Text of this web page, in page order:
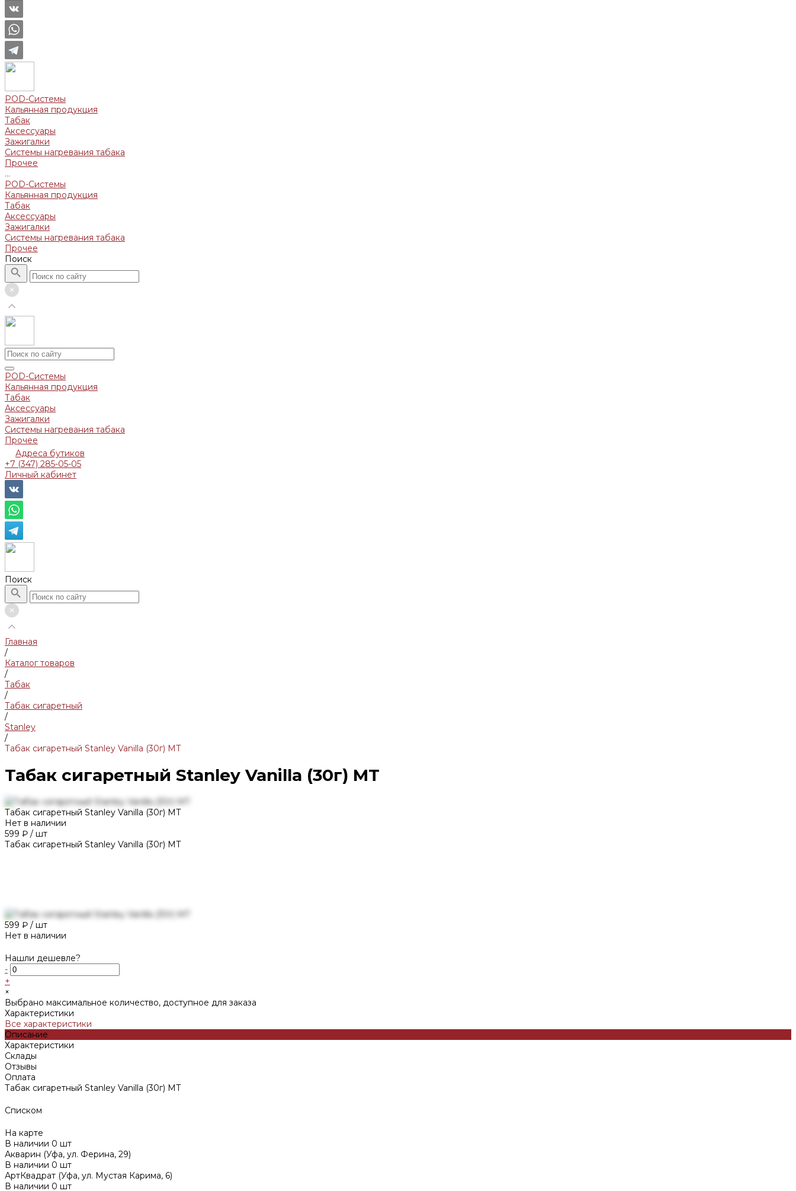
POD-Системы
Кальянная продукция
Табак
Аксессуары
Зажигалки
Системы нагревания табака
Прочее
...
POD-Системы
Кальянная продукция
Табак
Аксессуары
Зажигалки
Системы нагревания табака
Прочее
Поиск
POD-Системы
Кальянная продукция
Табак
Аксессуары
Зажигалки
Системы нагревания табака
Прочее
Адреса бутиков
+7 (347) 285-05-05
Личный кабинет
Поиск
Главная
/
Каталог товаров
/
Табак
/
Табак сигаретный
/
Stanley
/
Табак сигаретный Stanley Vanilla (30г) MT
Табак сигаретный Stanley Vanilla (30г) MT
Табак сигаретный Stanley Vanilla (30г) MT
Нет в наличии
599 ₽ / шт
Табак сигаретный Stanley Vanilla (30г) MT
599 ₽ / шт
Нет в наличии
Нашли дешевле?
-
+
×
Выбрано максимальное количество, доступное для заказа
Характеристики
Все характеристики
Описание
Характеристики
Склады
Отзывы
Оплата
Табак сигаретный Stanley Vanilla (30г) MT
Списком
На карте
В наличии 0 шт
Акварин (Уфа, ул. Ферина, 29)
В наличии 0 шт
АртКвадрат (Уфа, ул. Мустая Карима, 6)
В наличии 0 шт